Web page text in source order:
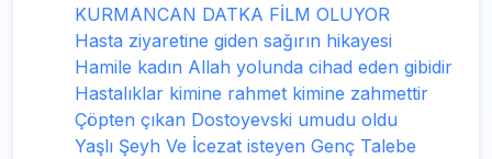
KURMANCAN DATKA FİLM OLUYOR
Hasta ziyaretine giden sağırın hikayesi
Hamile kadın Allah yolunda cihad eden gibidir
Hastalıklar kimine rahmet kimine zahmettir
Çöpten çıkan Dostoyevski umudu oldu
Yaşlı Şeyh Ve İcezat isteyen Genç Talebe